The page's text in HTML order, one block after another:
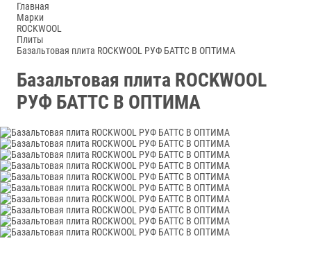
Главная
Марки
ROCKWOOL
Плиты
Базальтовая плита ROCKWOOL РУФ БАТТС В ОПТИМА
Базальтовая плита ROCKWOOL
РУФ БАТТС В ОПТИМА